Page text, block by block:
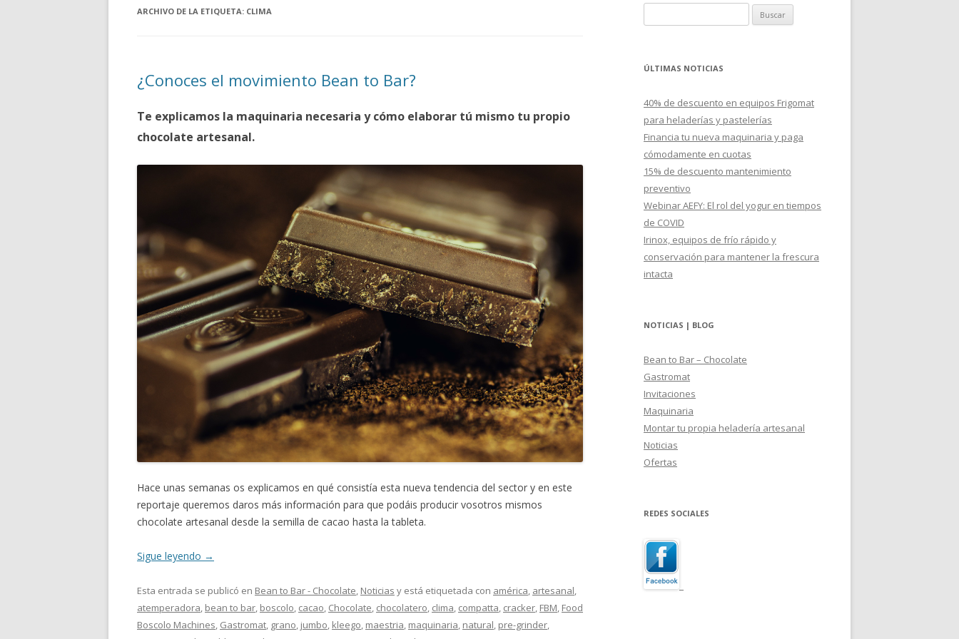
CREPERAS
DISPENSADOR DE ESPAGUETTIS
GOFRERAS
GRANIZADORAS
HELADO SOFT Y YOGURTERAS
HORCHATERAS Y ENFRIADORES
DE BEBIDAS
MANTECADORAS
MONTADORAS DE NATA
PALOMITERAS / POP-CORN
PASTEURIZADORAS
PASTO-MANTECADORAS
VITRINAS DE HELADOS
ARCHIVO DE LA ETIQUETA: CLIMA
¿Conoces el movimiento Bean to Bar?
Te explicamos la maquinaria necesaria y cómo elaborar tú mismo tu propio
chocolate artesanal.
Hace unas semanas os explicamos en qué consistía esta nueva tendencia del sector y en este
reportaje queremos daros más información para que podáis producir vosotros mismos
chocolate artesanal desde la semilla de cacao hasta la tableta.
Sigue leyendo →
Esta entrada se publicó en Bean to Bar - Chocolate, Noticias y está etiquetada con américa, artesanal,
atemperadora, bean to bar, boscolo, cacao, Chocolate, chocolatero, clima, compatta, cracker, FBM, Food
Boscolo Machines, Gastromat, grano, jumbo, kleego, maestria, maquinaria, natural, pre-grinder,
u
c
r
ÚLTIMAS NOTICIAS
40% de descuento en equipos Frigomat
para heladerías y pastelerías
Financia tu nueva maquinaria y paga
cómodamente en cuotas
15% de descuento mantenimiento
preventivo
Webinar AEFY: El rol del yogur en tiempos
de COVID
Irinox, equipos de frío rápido y
conservación para mantener la frescura
intacta
NOTICIAS | BLOG
Bean to Bar – Chocolate
Gastromat
Invitaciones
Maquinaria
Montar tu propia heladería artesanal
Noticias
Ofertas
REDES SOCIALES